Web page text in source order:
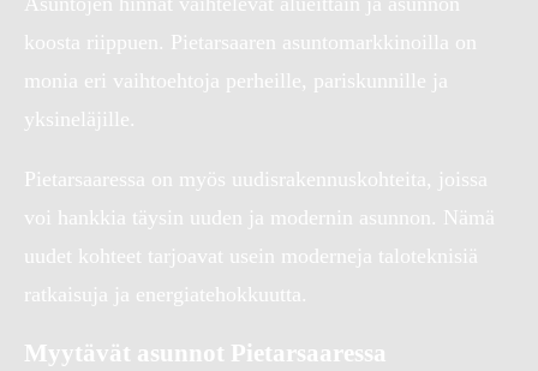
koosta riippuen. Pietarsaaren asuntomarkkinoilla on
monia eri vaihtoehtoja perheille, pariskunnille ja
yksineläjille.
Pietarsaaressa on myös uudisrakennuskohteita, joissa
voi hankkia täysin uuden ja modernin asunnon. Nämä
uudet kohteet tarjoavat usein moderneja taloteknisiä
ratkaisuja ja energiatehokkuutta.
Myytävät asunnot Pietarsaaressa